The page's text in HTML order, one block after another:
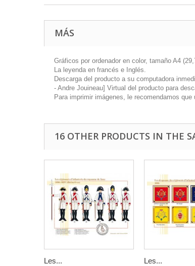
MÁS
Gráficos por ordenador en color, tamaño A4
La leyenda en francés e Inglés.
Descarga del producto a su computadora
- Andre Jouineau] Virtual del producto para
Para imprimir imágenes, le recomendamos
16 OTHER PRODUCTS IN THE
Les... Les...